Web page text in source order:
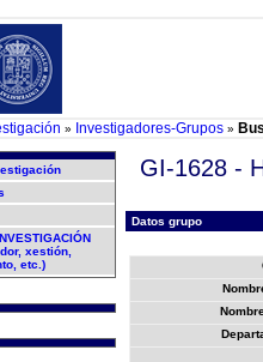
» Investigadores-Grupos »
xestión,
etc.)
GI-1628 -
Datos grupo